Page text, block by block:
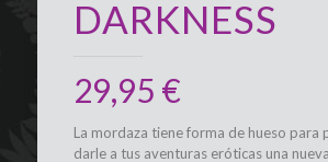
DARKNESS
29,95 €
La mordaza tiene forma de hueso para
darle a tus aventuras eróticas una